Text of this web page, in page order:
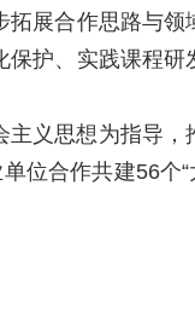
展合作思路与
护、实践课程
义思想为指导
位合作共建56个